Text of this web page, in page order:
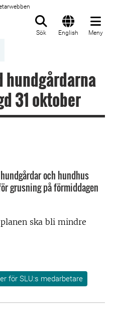
Sök English Meny
hundgårdarna
31 oktober
och hundhus
grusning på förmiddagen
ska bli mindre
för SLU:s medarbetare